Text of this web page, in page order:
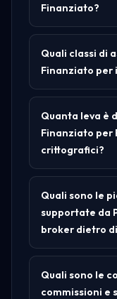
Finanziato?
Quali classi di
Finanziato per
Quanta leva è
Finanziato per
crittografici?
Quali sono le
supportate da
broker dietro
Quali sono le
commissioni e